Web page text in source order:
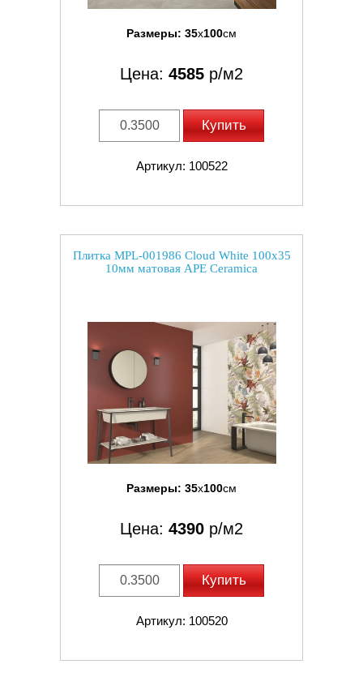
Размеры: 35x100см
Цена: 4585 р/м2
Купить
Артикул: 100522
Плитка MPL-001986 Cloud White 100x35
10мм матовая APE Ceramica
Размеры: 35x100см
Цена: 4390 р/м2
Купить
Артикул: 100520